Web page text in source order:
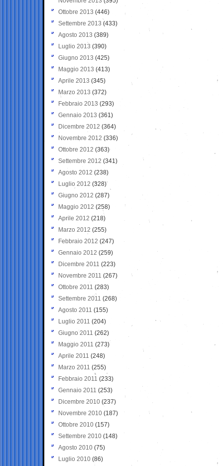
Ottobre 2013 (446)
Settembre 2013 (433)
Agosto 2013 (389)
Luglio 2013 (390)
Giugno 2013 (425)
Maggio 2013 (413)
Aprile 2013 (345)
Marzo 2013 (372)
Febbraio 2013 (293)
Gennaio 2013 (361)
Dicembre 2012 (364)
Novembre 2012 (336)
Ottobre 2012 (363)
Settembre 2012 (341)
Agosto 2012 (238)
Luglio 2012 (328)
Giugno 2012 (287)
Maggio 2012 (258)
Aprile 2012 (218)
Marzo 2012 (255)
Febbraio 2012 (247)
Gennaio 2012 (259)
Dicembre 2011 (223)
Novembre 2011 (267)
Ottobre 2011 (283)
Settembre 2011 (268)
Agosto 2011 (155)
Luglio 2011 (204)
Giugno 2011 (262)
Maggio 2011 (273)
Aprile 2011 (248)
Marzo 2011 (255)
Febbraio 2011 (233)
Gennaio 2011 (253)
Dicembre 2010 (237)
Novembre 2010 (187)
Ottobre 2010 (157)
Settembre 2010 (148)
Agosto 2010 (75)
Luglio 2010 (86)